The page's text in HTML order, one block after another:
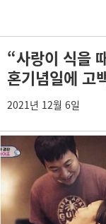
“사랑이 식을
혼기념일에 고
2021년 12월 6일